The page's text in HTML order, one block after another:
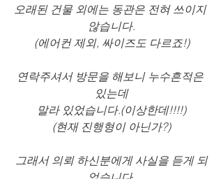
오래된 건물 외에는 동관은 전혀 쓰이지
않습니다.
(에어컨 제외, 싸이즈도 다르죠!)
연락주셔서 방문을 해보니 누수흔적은
있는데
말라 있었습니다.(이상한데!!!!)
(현재 진행형이 아닌가?)
그래서 의뢰 하신분에게 사실을 듣게 되